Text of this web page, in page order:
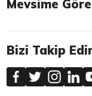
Mevsime Göre
Bizi Takip